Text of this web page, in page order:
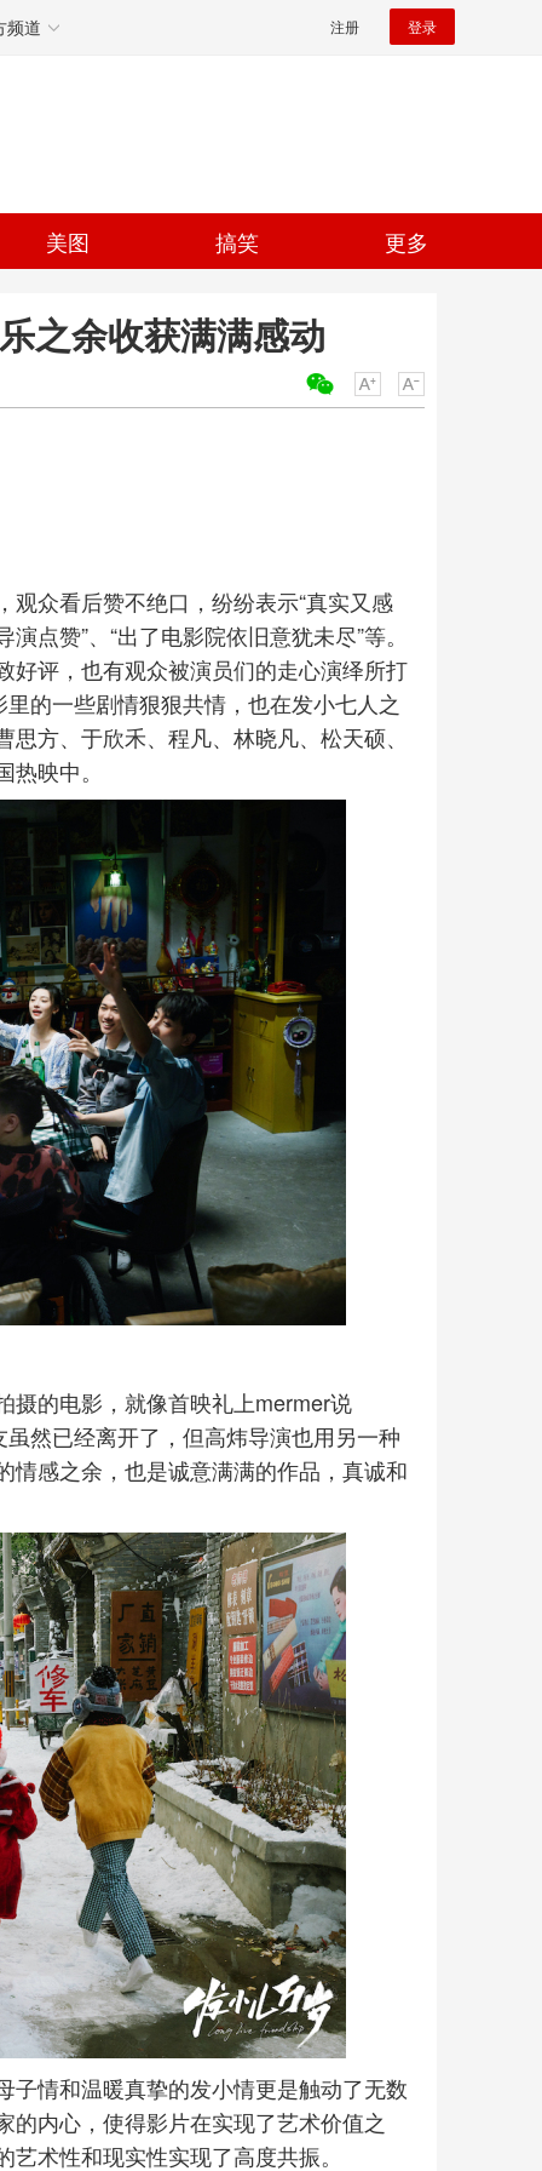
频道 注册 登录
美图 搞笑 更多
之余收获满满感动
众看后赞不绝口，纷纷表示“真实又感
点赞”、“出了电影院依旧意犹未尽”等。
好评，也有观众被演员们的走心演绎所打
的一些剧情狠狠共情，也在发小七人之
方、于欣禾、程凡、林晓凡、松天硕、
映中。
摄的电影，就像首映礼上mermer说
然已经离开了，但高炜导演也用另一种
情感之余，也是诚意满满的作品，真诚和
子情和温暖真挚的发小情更是触动了无数
内心，使得影片在实现了艺术价值之
术性和现实性实现了高度共振。